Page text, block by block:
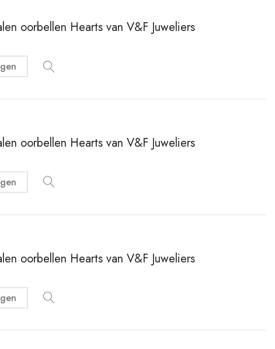
oorbellen Hearts van V&F Juweliers
oorbellen Hearts van V&F Juweliers
oorbellen Hearts van V&F Juweliers